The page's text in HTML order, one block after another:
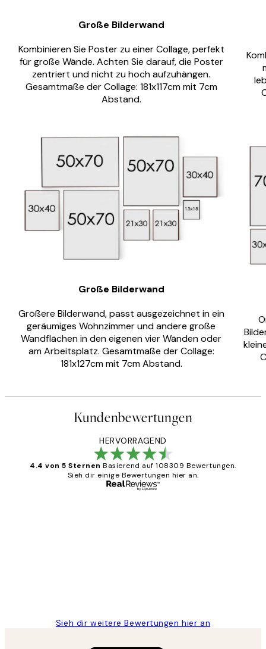
Große Bilderwand
Kombinieren Sie Poster zu einer Collage, perfekt
für große Wände. Achten Sie darauf, die Poster
zentriert und nicht zu hoch aufzuhängen.
Gesamtmaße der Collage: 181x117cm mit 7cm
Abstand.
Große Bilderwand
Größere Bilderwand, passt ausgezeichnet in ein
geräumiges Wohnzimmer und andere große
Wandflächen in den eigenen vier Wänden oder
am Arbeitsplatz. Gesamtmaße der Collage:
181x127cm mit 7cm Abstand.
Kundenbewertungen
HERVORRAGEND
4.4 von 5 Sternen Basierend auf 108309 Bewertungen.
Sieh dir einige Bewertungen hier an.
Sieh dir weitere Bewertungen hier an